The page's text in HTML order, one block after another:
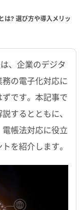
は? 選び方や導入メリッ
、企業のデジタ
の電子化対応に
です。本記事で
するとともに、
帳法対応に役立
を紹介します。